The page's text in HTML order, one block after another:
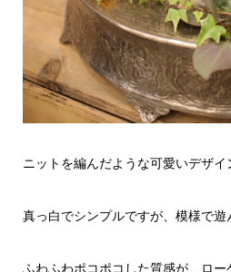
ニットを編んだような可愛いデザイ
真っ白でシンプルですが、模様で遊
ふわふわポコポコした質感が、ロー